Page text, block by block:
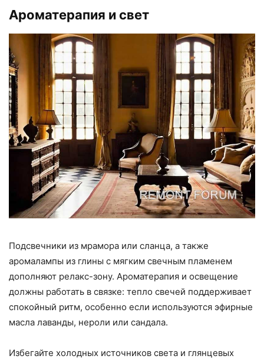
Ароматерапия и свет
Подсвечники из мрамора или сланца, а также
аромалампы из глины с мягким свечным пламенем
дополняют релакс-зону. Ароматерапия и освещение
должны работать в связке: тепло свечей поддерживает
спокойный ритм, особенно если используются эфирные
масла лаванды, нероли или сандала.
Избегайте холодных источников света и глянцевых